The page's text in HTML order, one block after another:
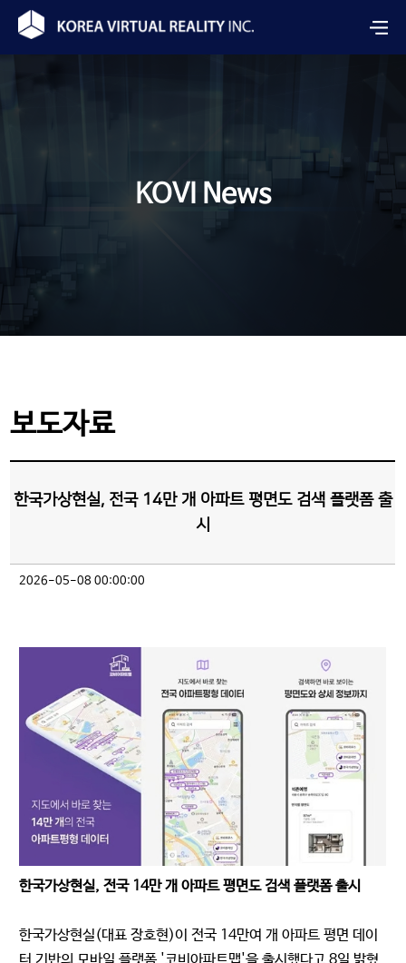
KOVI News
보도자료
한국가상현실, 전국 14만 개 아파트 평면도 검색 플랫폼 출
시
2026-05-08 00:00:00
한국가상현실, 전국 14만 개 아파트 평면도 검색 플랫폼 출시
한국가상현실(대표 장호현)이 전국 14만여 개 아파트 평면 데이